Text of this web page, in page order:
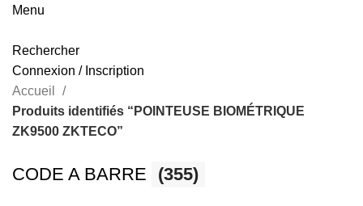
Menu
Rechercher
Connexion / Inscription
Accueil
Produits identifiés “POINTEUSE BIOMÉTRIQUE
ZK9500 ZKTECO”
CODE A BARRE (355)